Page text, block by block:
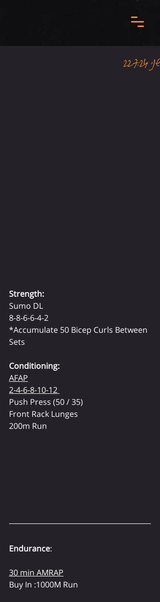
שני 22.7.24
Strength:
Sumo DL
8-8-6-6-4-2
*Accumulate 50 Bicep Curls Between
Sets
Conditioning:
AFAP
2-4-6-8-10-12
Push Press (50 / 35)
Front Rack Lunges
200m Run
Endurance:
30 min AMRAP
Buy In :1000M Run